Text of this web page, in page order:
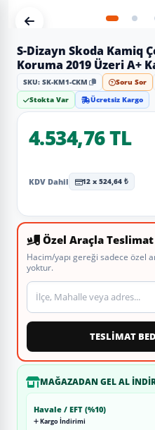
S-Dizayn Skoda Kamiq
Koruma 2019 Üzeri A+
SKU: SK-KM1-CKM Soru Sor
Stokta Var
Ücretsiz Kargo
4.534,76 TL
KDV Dahil 12 x 524,64 ₺
Özel Araçla Teslimat
Hacim/yapı gereği sadece özel
yoktur.
Teslimat veya montaj
TESLİMAT
MAĞAZADAN GEL AL
Havale / EFT (%10)
Kargo İndirimi